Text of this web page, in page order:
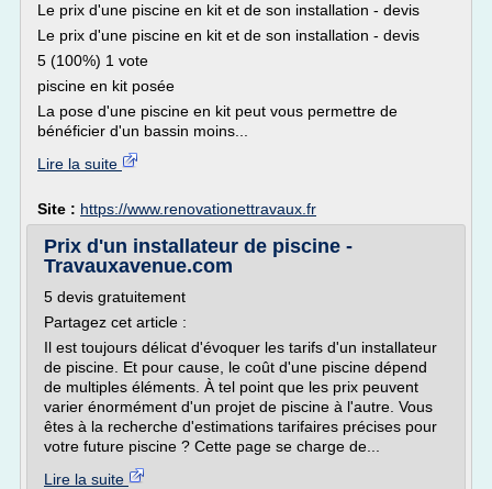
Le prix d'une piscine en kit et de son installation - devis
Le prix d'une piscine en kit et de son installation - devis
5 (100%) 1 vote
piscine en kit posée
La pose d'une piscine en kit peut vous permettre de
bénéficier d'un bassin moins...
Lire la suite
Site : https://www.renovationettravaux.fr
Prix d'un installateur de piscine -
Travauxavenue.com
5 devis gratuitement
Partagez cet article :
Il est toujours délicat d'évoquer les tarifs d'un installateur
de piscine. Et pour cause, le coût d'une piscine dépend
de multiples éléments. À tel point que les prix peuvent
varier énormément d'un projet de piscine à l'autre. Vous
êtes à la recherche d'estimations tarifaires précises pour
votre future piscine ? Cette page se charge de...
Lire la suite